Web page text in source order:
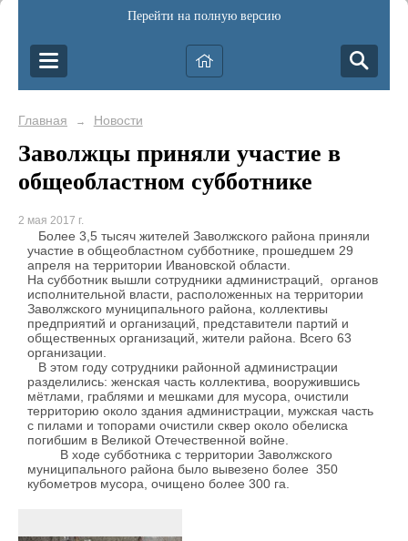
Перейти на полную версию
Главная → Новости
Заволжцы приняли участие в
общеобластном субботнике
2 мая 2017 г.
Более 3,5 тысяч жителей Заволжского района приняли
участие в общеобластном субботнике, прошедшем 29
апреля на территории Ивановской области.
На субботник вышли сотрудники администраций, органов
исполнительной власти, расположенных на территории
Заволжского муниципального района, коллективы
предприятий и организаций, представители партий и
общественных организаций, жители района. Всего 63
организации.
В этом году сотрудники районной администрации
разделились: женская часть коллектива, вооружившись
мётлами, граблями и мешками для мусора, очистили
территорию около здания администрации, мужская часть
с пилами и топорами очистили сквер около обелиска
погибшим в Великой Отечественной войне.
В ходе субботника с территории Заволжского
муниципального района было вывезено более 350
кубометров мусора, очищено более 300 га.